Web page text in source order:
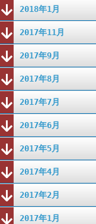
2018年1月
2017年11月
2017年9月
2017年8月
2017年7月
2017年6月
2017年5月
2017年4月
2017年2月
2017年1月